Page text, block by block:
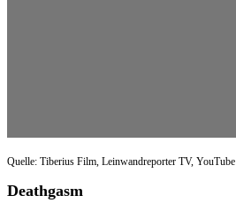
Quelle: Tiberius Film, Leinwandreporter TV, YouTube
Deathgasm